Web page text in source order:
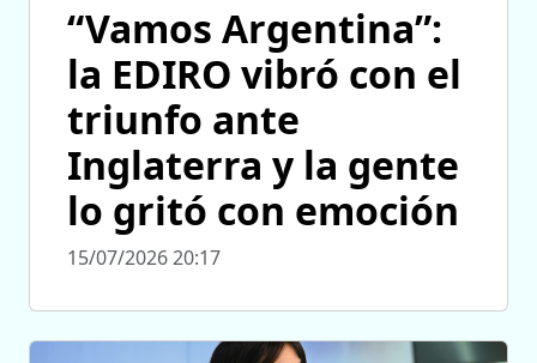
“Vamos Argentina”:
la EDIRO vibró con el
triunfo ante
Inglaterra y la gente
lo gritó con emoción
15/07/2026 20:17